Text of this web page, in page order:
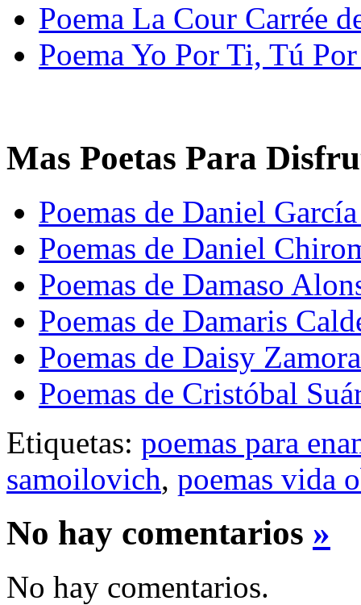
Poema La Cour Carrée
Poema Yo Por Ti, Tú
Mas Poetas Para
Poemas de Daniel
Poemas de Daniel
Poemas de Damaso
Poemas de Damaris
Poemas de Daisy Zamora
Poemas de Cristóbal
Etiquetas: poemas para
samoilovich, poemas vida
No hay comentarios »
No hay comentarios.